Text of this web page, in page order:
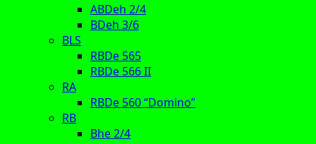
ABDeh 2/4
BDeh 3/6
BLS
RBDe 565
RBDe 566 II
RA
RBDe 560 “Domino”
RB
Bhe 2/4